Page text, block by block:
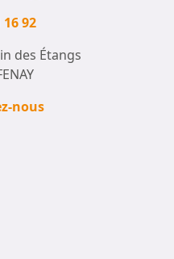
16 92
des Étangs
nous